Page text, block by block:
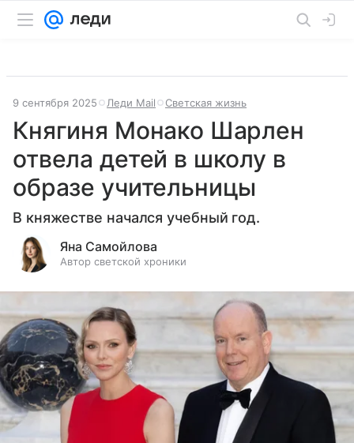
9 сентября 2025 Леди Mail Светская жизнь
Княгиня Монако Шарлен
отвела детей в школу в
образе учительницы
В княжестве начался учебный год.
Яна Самойлова
Автор светской хроники